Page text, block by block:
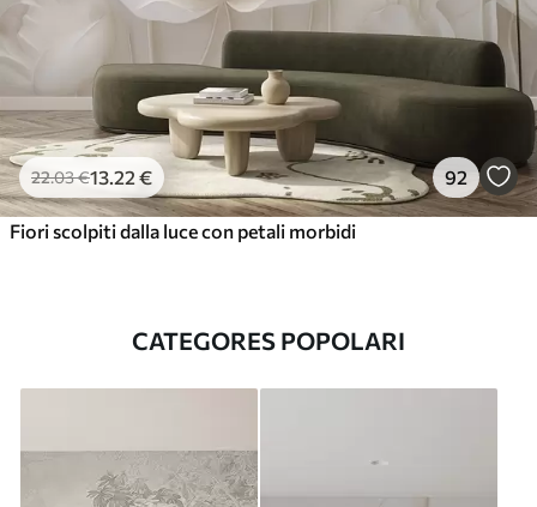
22.03€13 .22 € 92
Fiori scolpiti dalla luce con petali morbidi
CATEGORES POPOLARI